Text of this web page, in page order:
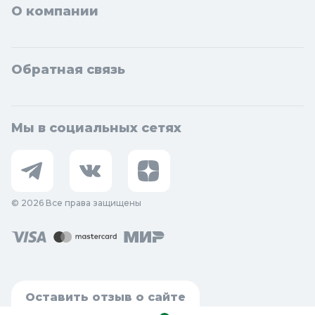
О компании
Обратная связь
Мы в социальных сетях
© 2026 Все права защищены
Оставить отзыв о сайте